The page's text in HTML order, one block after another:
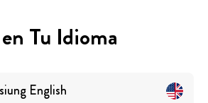
Tu Idioma
English